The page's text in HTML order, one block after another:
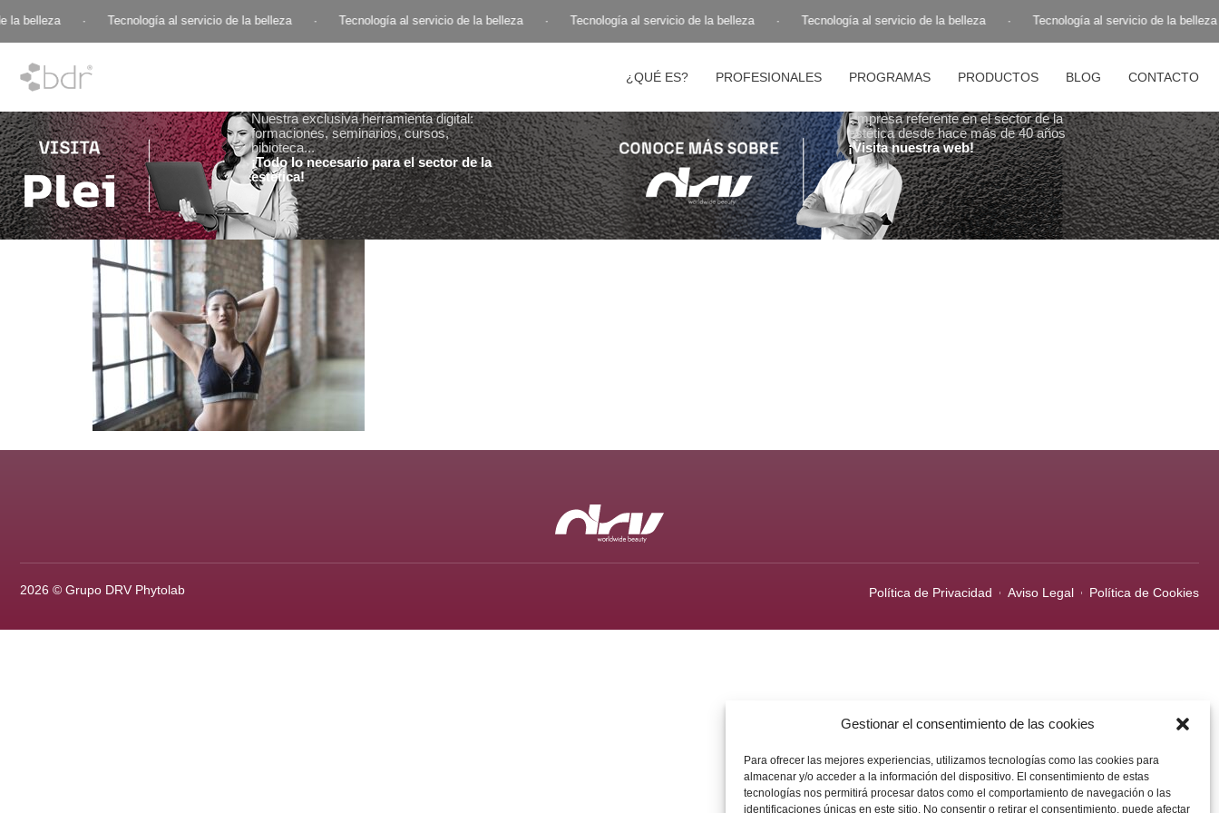
Gestionar el consentimiento de las cookies
Para ofrecer las mejores experiencias, utilizamos tecnologías como las cookies para
almacenar y/o acceder a la información del dispositivo. El consentimiento de estas
tecnologías nos permitirá procesar datos como el comportamiento de navegación o las
identificaciones únicas en este sitio. No consentir o retirar el consentimiento, puede afectar
belleza Tecnología al servicio de la belleza Tecnología al servicio de la belleza Tecnología al servicio de la belleza Tecnología al servicio de la belleza Tecnología al servicio de la belleza
¿QUÉ ES? PROFESIONALES PROGRAMAS PRODUCTOS BLOG CONTACTO
Nuestra exclusiva herramienta digital:
formaciones, seminarios, cursos,
bibioteca...
¡Todo lo necesario para el sector de la
estética!
Empresa referente en el sector de la
estética desde hace más de 40 años
¡Visita nuestra web!
2026 © Grupo DRV Phytolab Política de Privacidad Aviso Legal Política de Cookies